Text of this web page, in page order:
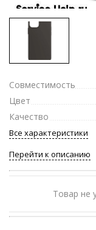
Совместимость
Цвет
Качество
Все характеристики
Перейти к описанию
Товар не